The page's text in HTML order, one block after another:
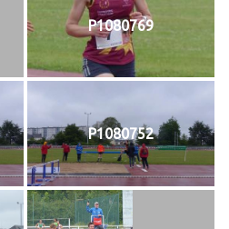
P1080769
P1080752